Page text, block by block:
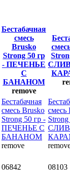
Бестабачная
смесь
Brusko
Strong 50 гр
- ПЕЧЕНЬЕ
С
БАНАНОМ
remove
Бестабачная
смесь Brusko
Strong 50 гр -
ПЕЧЕНЬЕ С
БАНАНОМ
remove
смесь
06842
08103